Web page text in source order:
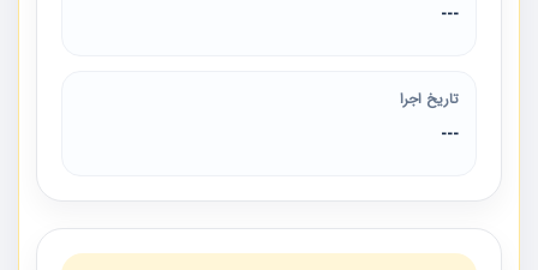
---
تاریخ اجرا
---